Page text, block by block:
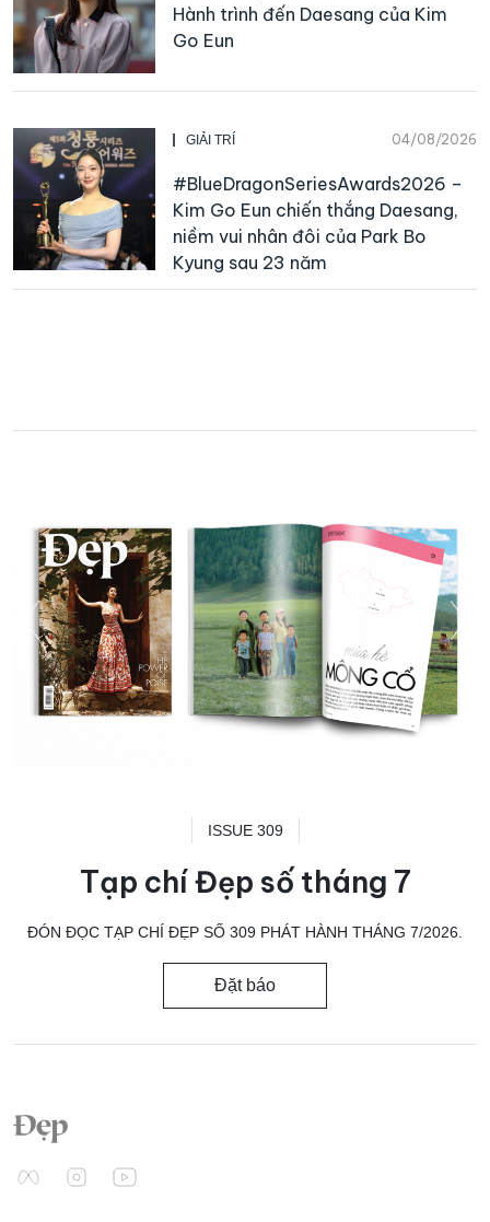
Hành trình đến Daesang của Kim
Go Eun
GIẢI TRÍ 04/08/2026
#BlueDragonSeriesAwards2026 –
Kim Go Eun chiến thắng Daesang,
niềm vui nhân đôi của Park Bo
Kyung sau 23 năm
ISSUE 309
Tạp chí Đẹp số tháng 7
ĐÓN ĐỌC TẠP CHÍ ĐẸP SỐ 309 PHÁT HÀNH THÁNG 7/2026.
Đặt báo